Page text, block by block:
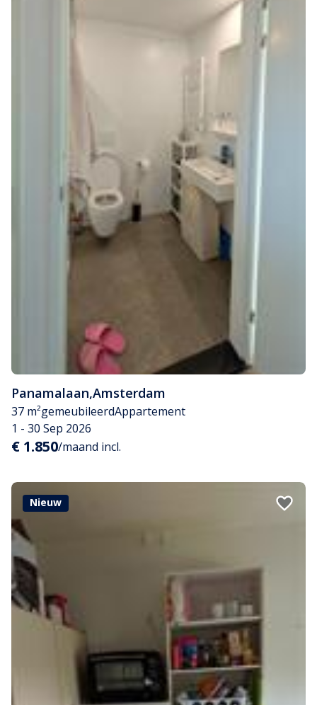
Panamalaan,Amsterdam
37 m²gemeubileerdAppartement
1 - 30 Sep 2026
€ 1.850/maand incl.
Nieuw